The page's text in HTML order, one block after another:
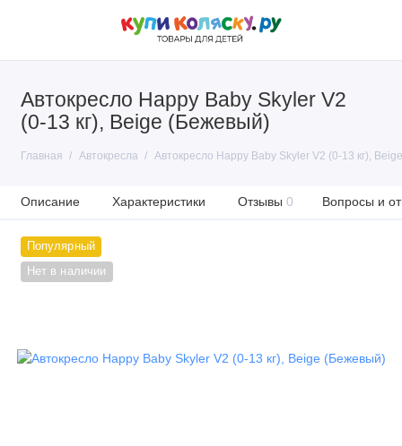
Автокресло Happy Baby Skyler V2
(0-13 кг), Beige (Бежевый)
Главная Автокресла Автокресло Happy Baby Skyler V2 (0-13 кг),
Описание Характеристики Отзывы 0 Вопросы и
Популярный
Нет в наличии